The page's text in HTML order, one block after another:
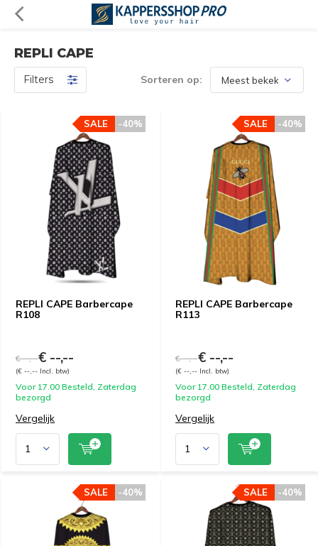
REPLI CAPE
Filters Sorteren op:
REPLI CAPE Barbercape
R108
-40%
SALE
€ --,--€ --,--
(€ --,-- Incl. btw)
Voor 17.00 Besteld, Zaterdag
bezorgd
Vergelijk
REPLI CAPE Barbercape
R113
-40%
SALE
€ --,--€ --,--
(€ --,-- Incl. btw)
Voor 17.00 Besteld, Zaterdag
bezorgd
Vergelijk
-40%
SALE -40%
SALE